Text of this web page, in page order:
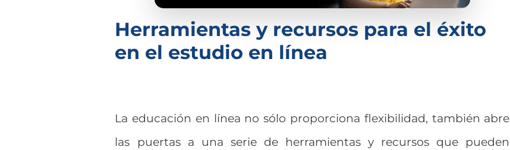
Herramientas y recursos para el éxito
en el estudio en línea
La educación en línea no sólo proporciona flexibilidad, también abre
las puertas a una serie de herramientas y recursos que pueden